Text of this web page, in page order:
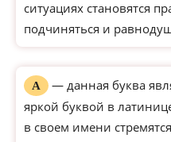
ситуациях становятся
подчиняться и
А
— данная буква
яркой буквой в
в своем имени